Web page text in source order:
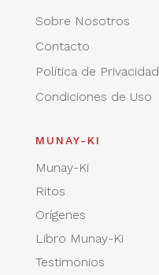
Sobre Nosotros
Contacto
Política de Privacidad
Condiciones de Uso
MUNAY-KI
Munay-Ki
Ritos
Orígenes
Libro Munay-Ki
Testimonios